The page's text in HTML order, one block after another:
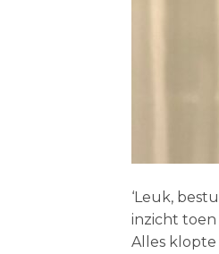
‘Leuk,
inzicht toen
Alles